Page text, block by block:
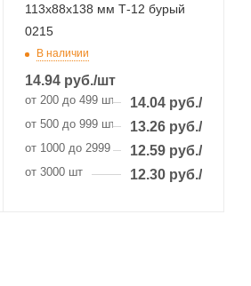
113х88х138 мм Т-12 бурый
0215
В наличии
14.94руб./шт
от 200 до 499 шт 14.04 руб./шт
от 500 до 999 шт 13.26 руб./шт
от 1000 до 2999 шт 12.59 руб./шт
от 3000 шт 12.30 руб./шт